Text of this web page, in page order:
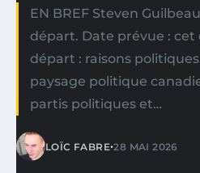
EN BREF Steven
départ. Date prévue : cet
départ : raisons
paysage politique
partis politiques et…
LOÏC FABRE•28 MAI 2026